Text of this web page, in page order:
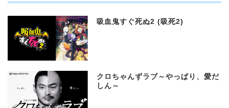
吸血鬼すぐ死ぬ2 (吸死2)
クロちゃんずラブ～やっぱり、愛だ
しん～